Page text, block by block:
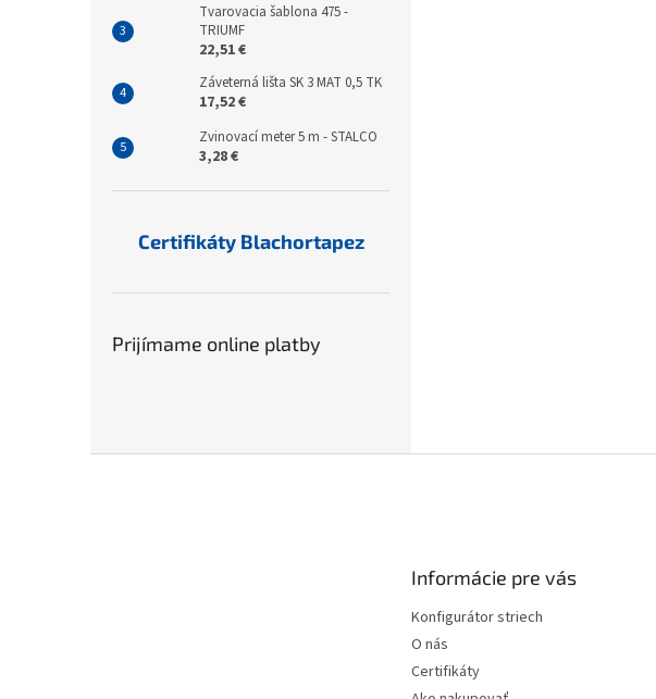
Tvarovacia šablona 475 -
TRIUMF
22,51 €
Záveterná lišta SK 3 MAT 0,5 TK
17,52 €
Zvinovací meter 5 m - STALCO
3,28 €
Certifikáty Blachortapez
Prijímame online platby
Informácie pre vás
Konfigurátor striech
O nás
Certifikáty